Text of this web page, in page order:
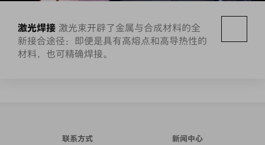
激光焊接 激光束开辟了金属与合成材料的全
新接合途径：即便是具有高熔点和高导热性的
材料，也可精确焊接。
联系方式 新闻中心